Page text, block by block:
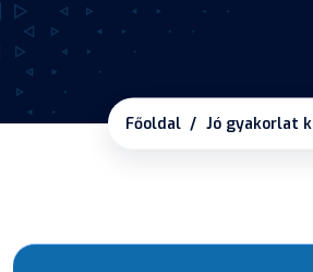
Főoldal Jó gyakorlat